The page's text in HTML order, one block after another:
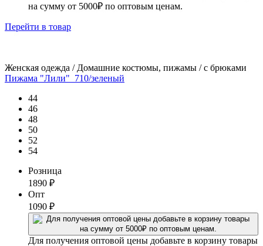
на сумму от 5000₽ по оптовым ценам.
Перейти в товар
Женская одежда / Домашние костюмы, пижамы / с брюками
Пижама "Лили"_710/зеленый
44
46
48
50
52
54
Розница
1890 ₽
Опт
1090 ₽
Для получения оптовой цены добавьте в корзину товары